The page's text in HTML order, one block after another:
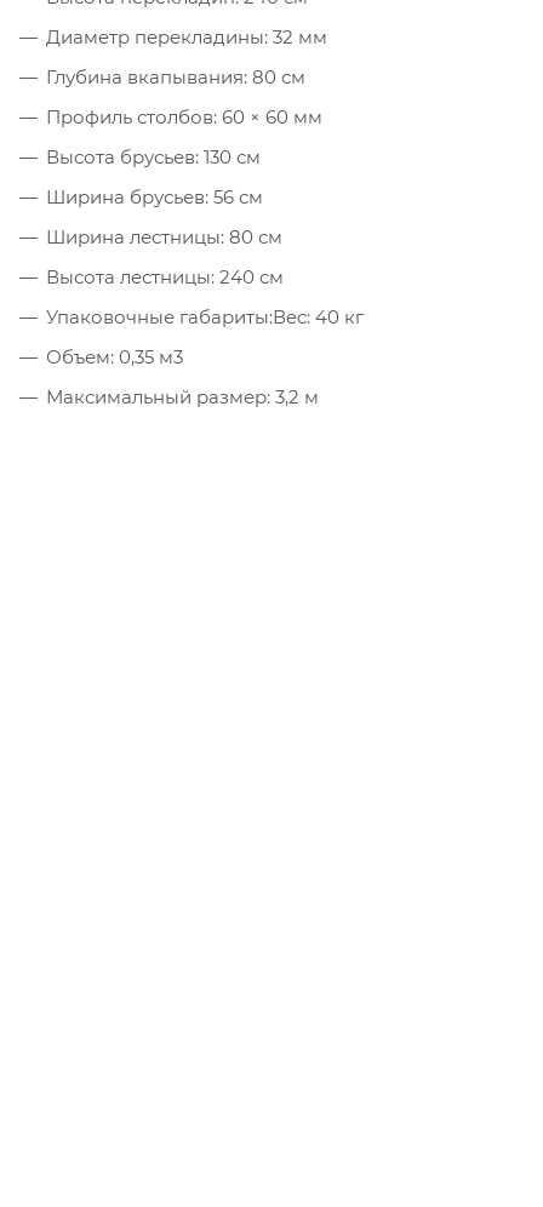
Диаметр перекладины: 32 мм
Глубина вкапывания: 80 см
Профиль столбов: 60 × 60 мм
Высота брусьев: 130 см
Ширина брусьев: 56 см
Ширина лестницы: 80 см
Высота лестницы: 240 см
Упаковочные габариты:Вес: 40 кг
Объем: 0,35 м3
Максимальный размер: 3,2 м